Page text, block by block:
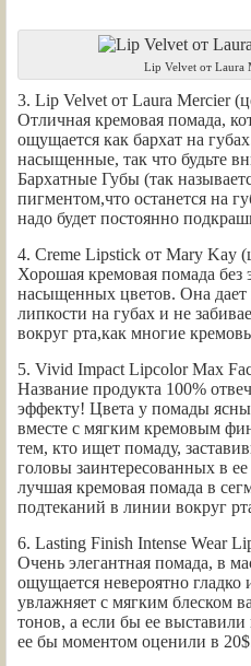
Lip Velvet от Laura
3. Lip Velvet от Laura Mercier
Отличная кремовая помада,
ощущается как бархат на
насыщенные, так что будьте
Бархатные Губы (так
пигментом,что останется на
надо будет постоянно
4. Creme Lipstick от Mary Kay
Хорошая кремовая помада без
насыщенных цветов. Она дает
липкости на губах и не
вокруг рта,как многие
5. Vivid Impact Lipcolor Max
Название продукта 100%
эффекту! Цвета у помады
вместе с мягким кремовым
тем, кто ищет помаду,
головы заинтересованных в
лучшая кремовая помада в
подтеканий в линии вокруг
6. Lasting Finish Intense Wear
Очень элегантная помада, в
ощущается невероятно гладко
увлажняет с мягким блеском
тонов, а если бы ее
ее бы моментом оценили в